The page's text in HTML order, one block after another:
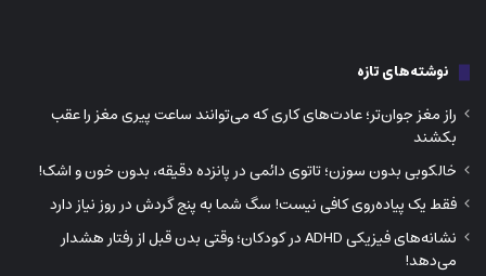
نوشته‌های تازه
راز مغز جوان‌تر؛ عادت‌های کاری که می‌توانند ساعت پیری مغز را عقب
بکشند
خالکوبی بدون سوزن؛ تاتوی دائمی در پانزده دقیقه، بدون خون و اشک!
فقط یک پیاده‌روی کافی نیست! سگ شما به پنج گردش در روز نیاز دارد
نشانه‌های فیزیکی ADHD در کودکان؛ وقتی بدن قبل از رفتار هشدار
می‌دهد!